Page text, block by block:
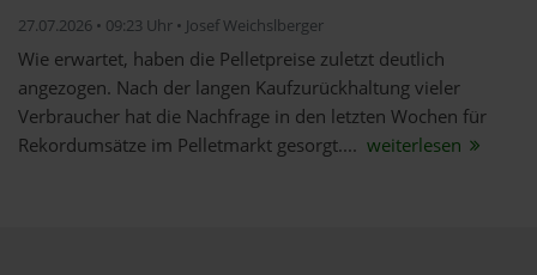
27.07.2026 • 09:23 Uhr • Josef Weichslberger
Wie erwartet, haben die Pelletpreise zuletzt deutlich
angezogen. Nach der langen Kaufzurückhaltung vieler
Verbraucher hat die Nachfrage in den letzten Wochen für
Rekordumsätze im Pelletmarkt gesorgt.... weiterlesen